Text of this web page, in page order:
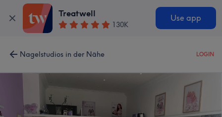
Treatwell
130K
Use app
Nagelstudios in der Nähe LOGIN